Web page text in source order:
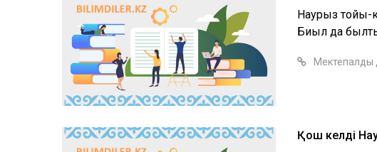
Наурыз тойы-
Биыл да
Мектепалды
Қош келдің